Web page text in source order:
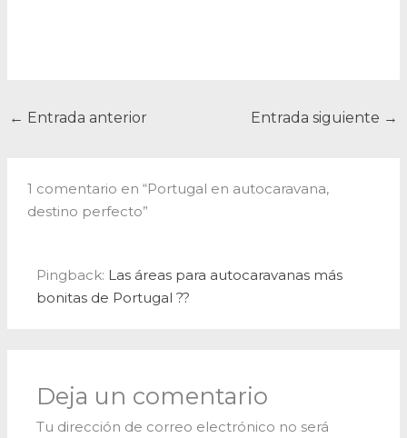
← Entrada anterior Entrada siguiente →
1 comentario en “Portugal en autocaravana,
destino perfecto”
Pingback: Las áreas para autocaravanas más
bonitas de Portugal ??
Deja un comentario
Tu dirección de correo electrónico no será